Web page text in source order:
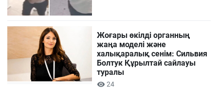
Жоғары өкілді органның
жаңа моделі және
халықаралық сенім: Сильвия
Болтук Құрылтай сайлауы
туралы
24